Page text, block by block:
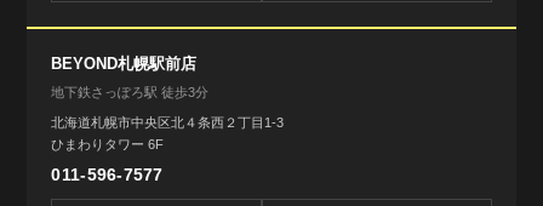
BEYOND札幌駅前店
地下鉄さっぽろ駅 徒歩3分
北海道札幌市中央区北４条西２丁目1-3
ひまわりタワー 6F
011-596-7577